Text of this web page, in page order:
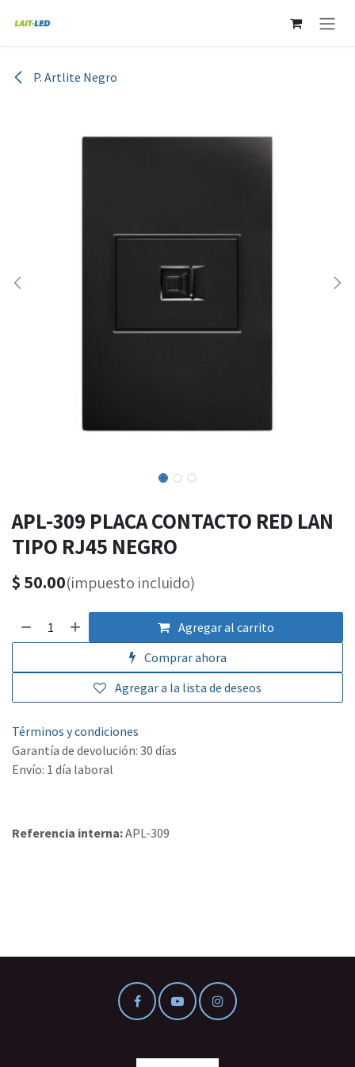
P. Artlite Negro
APL-309 PLACA CONTACTO RED LAN
TIPO RJ45 NEGRO
$ 50.00(impuesto incluido)
Agregar al carrito
Comprar ahora
Agregar a la lista de deseos
Términos y condiciones
Garantía de devolución: 30 días
Envío: 1 día laboral
Referencia interna:APL-309